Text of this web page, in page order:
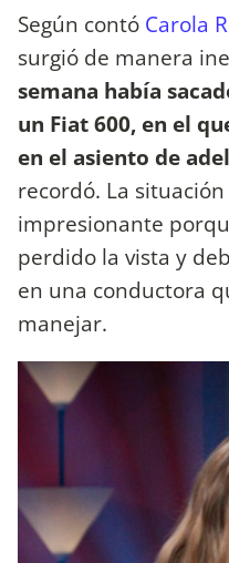
Según contó Carola
surgió de manera
semana había
un Fiat 600, en el
en el asiento de
recordó. La
impresionante
perdido la vista y
en una conductora
manejar.